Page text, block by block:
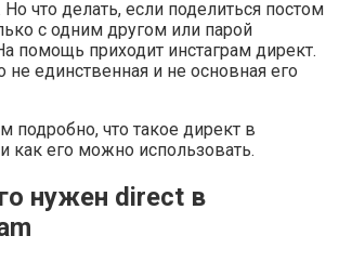
что делать, если поделиться постом
с одним другом или парой
помощь приходит инстаграм директ.
не единственная и не основная его
подробно, что такое директ в
как его можно использовать.
нужен direct в